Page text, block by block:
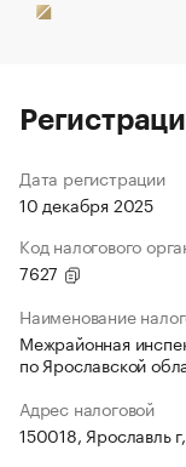
Дата регистрации
10 декабря 2025
Код налогового
7627
Наименование
Межрайонная
по Ярославской
Адрес налоговой
150018, Ярославль